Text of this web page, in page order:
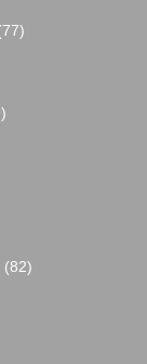
(82)